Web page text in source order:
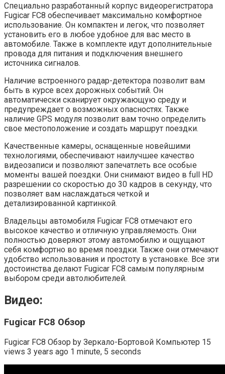
Специально разработанный корпус видеорегистратора
Fugicar FC8 обеспечивает максимально комфортное
использование. Он компактен и легок, что позволяет
установить его в любое удобное для вас место в
автомобиле. Также в комплекте идут дополнительные
провода для питания и подключения внешнего
источника сигналов.
Наличие встроенного радар-детектора позволит вам
быть в курсе всех дорожных событий. Он
автоматически сканирует окружающую среду и
предупреждает о возможных опасностях. Также
наличие GPS модуля позволит вам точно определить
свое местоположение и создать маршрут поездки.
Качественные камеры, оснащенные новейшими
технологиями, обеспечивают наилучшее качество
видеозаписи и позволяют запечатлеть все особые
моменты вашей поездки. Они снимают видео в full HD
разрешении со скоростью до 30 кадров в секунду, что
позволяет вам наслаждаться четкой и
детализированной картинкой.
Владельцы автомобиля Fugicar FC8 отмечают его
высокое качество и отличную управляемость. Они
полностью доверяют этому автомобилю и ощущают
себя комфортно во время поездки. Также они отмечают
удобство использования и простоту в установке. Все эти
достоинства делают Fugicar FC8 самым популярным
выбором среди автолюбителей.
Видео:
Fugicar FC8 Обзор
Fugicar FC8 Обзор by Зеркало-Бортовой Компьютер 15
views 3 years ago 1 minute, 5 seconds